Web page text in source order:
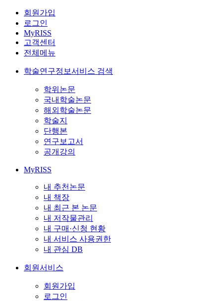
회원가입
로그인
MyRISS
고객센터
전체메뉴
학술연구정보서비스 검색
학위논문
국내학술논문
해외학술논문
학술지
단행본
연구보고서
공개강의
MyRISS
내 추천논문
내 책장
내 최근 본 논문
내 저작물관리
내 구매·신청 현황
내 서비스 사용권한
내 관심 DB
회원서비스
회원가입
로그인